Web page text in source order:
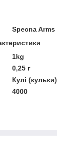
Specna Arms
1kg
0,25 г
Кулі (кульки)
4000